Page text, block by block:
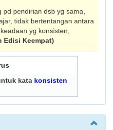
pendirian dsb yg sama,
tidak bertentangan antara
yg konsisten,
Edisi Keempat)
kata konsisten